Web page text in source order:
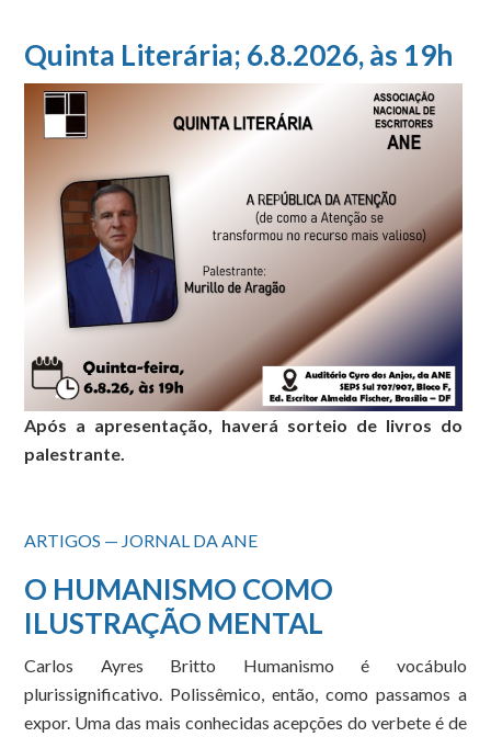
Quinta Literária; 6.8.2026, às 19h
Após a apresentação, haverá sorteio de livros do
palestrante.
ARTIGOS — JORNAL DA ANE
O HUMANISMO COMO
ILUSTRAÇÃO MENTAL
Carlos Ayres Britto Humanismo é vocábulo
plurissignificativo. Polissêmico, então, como passamos a
expor. Uma das mais conhecidas acepções do verbete é de